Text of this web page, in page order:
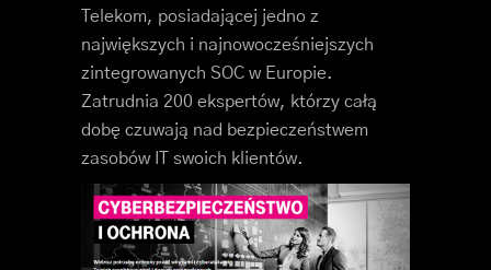
Telekom, posiadającej jedno z
największych i najnowocześniejszych
zintegrowanych SOC w Europie.
Zatrudnia 200 ekspertów, którzy całą
dobę czuwają nad bezpieczeństwem
zasobów IT swoich klientów.